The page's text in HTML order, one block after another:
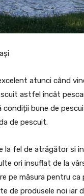
atunci când
astfel încât
bune de
de pescuit.
la fel de atrăgător si
ori insuflat de la
pe măsura pentru
de produsele noi iar